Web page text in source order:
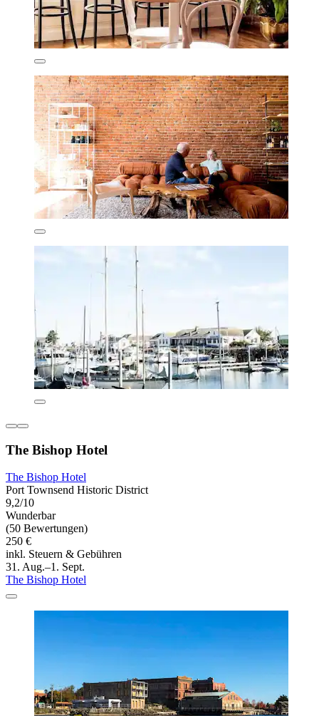
The Bishop Hotel
The Bishop Hotel
Port Townsend Historic District
9,2/10
Wunderbar
(50 Bewertungen)
250 €
inkl. Steuern & Gebühren
31. Aug.–1. Sept.
The Bishop Hotel